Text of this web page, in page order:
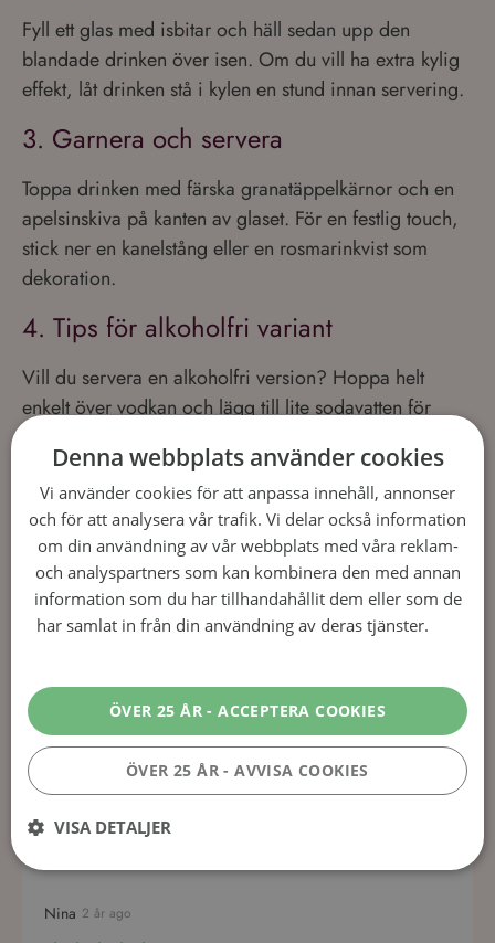
Fyll ett glas med isbitar och häll sedan upp den
blandade drinken över isen. Om du vill ha extra kylig
effekt, låt drinken stå i kylen en stund innan servering.
3. Garnera och servera
Toppa drinken med färska granatäppelkärnor och en
apelsinskiva på kanten av glaset. För en festlig touch,
stick ner en kanelstång eller en rosmarinkvist som
dekoration.
4. Tips för alkoholfri variant
Vill du servera en alkoholfri version? Hoppa helt
enkelt över vodkan och lägg till lite sodavatten för
Klart!
Läs mer om Röd Juldrink
Dela detta recept
Användarrecensioner av Röd Juldrink
Nina 2 år ago
Denna webbplats använder cookies
Vi använder cookies för att anpassa innehåll, annonser
och för att analysera vår trafik. Vi delar också information
om din användning av vår webbplats med våra reklam-
och analyspartners som kan kombinera den med annan
information som du har tillhandahållit dem eller som de
har samlat in från din användning av deras tjänster.
ÖVER 25 ÅR - ACCEPTERA COOKIES
ÖVER 25 ÅR - AVVISA COOKIES
VISA DETALJER
Prestanda